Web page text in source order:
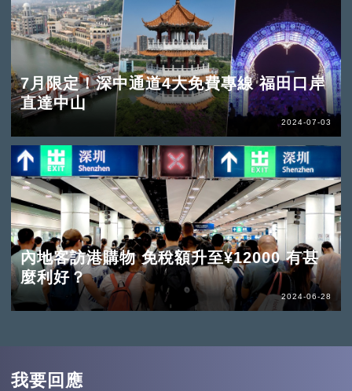
7月限定！深中通道4大免費專線 福田口岸
直達中山
2024-07-03
內地客訪港購物 免稅額升至¥12000 有甚
麼利好？
2024-06-28
我要回應